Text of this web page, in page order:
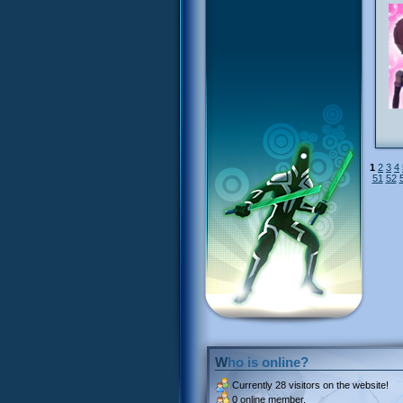
1 2 3 4
51 52
Who is online?
Currently 28 visitors on the website!
0 online member.